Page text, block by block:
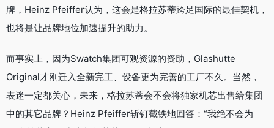
牌，Heinz Pfeiffer认为，这会是格拉苏蒂跨足国际的最佳契机，
也将是让品牌地位加速提升的助力。
而事实上，因为Swatch集团可观资源的资助，Glashutte
Original才刚迁入全新完工、设备更为完善的工厂不久。当然，
表迷一定都关心，未来，格拉苏蒂会不会将独家机芯出售给集团
中的其它品牌？Heinz Pfeiffer斩钉截铁地回答：“我绝不会为